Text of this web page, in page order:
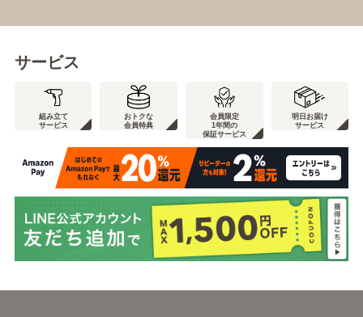
サービス
組み立て
サービス
おトクな
会員特典
会員限定
1年間の
保証サービス
明日お届け
サービス